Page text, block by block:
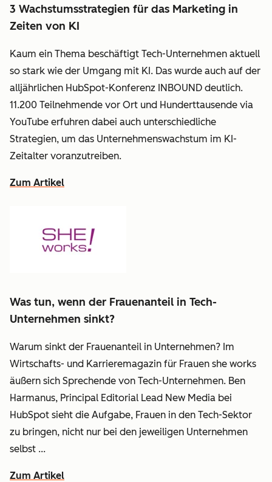
3 Wachstumsstrategien für das Marketing in
Zeiten von KI
Kaum ein Thema beschäftigt Tech-Unternehmen aktuell
so stark wie der Umgang mit KI. Das wurde auch auf der
alljährlichen HubSpot-Konferenz INBOUND deutlich.
11.200 Teilnehmende vor Ort und Hunderttausende via
YouTube erfuhren dabei auch unterschiedliche
Strategien, um das Unternehmenswachstum im KI-
Zeitalter voranzutreiben.
Zum Artikel
Was tun, wenn der Frauenanteil in Tech-
Unternehmen sinkt?
Warum sinkt der Frauenanteil in Unternehmen? Im
Wirtschafts- und Karrieremagazin für Frauen she works
äußern sich Sprechende von Tech-Unternehmen. Ben
Harmanus, Principal Editorial Lead New Media bei
HubSpot sieht die Aufgabe, Frauen in den Tech-Sektor
zu bringen, nicht nur bei den jeweiligen Unternehmen
selbst ...
Zum Artikel